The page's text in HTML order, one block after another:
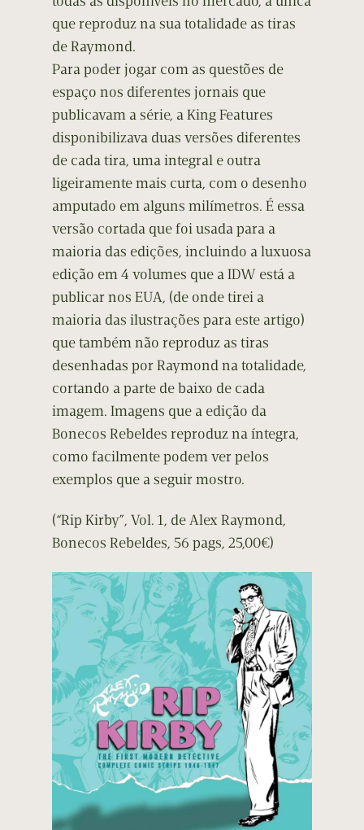
que reproduz na sua totalidade as tiras
de Raymond.
Para poder jogar com as questões de
espaço nos diferentes jornais que
publicavam a série, a King Features
disponibilizava duas versões diferentes
de cada tira, uma integral e outra
ligeiramente mais curta, com o desenho
amputado em alguns milímetros. É essa
versão cortada que foi usada para a
maioria das edições, incluindo a luxuosa
edição em 4 volumes que a IDW está a
publicar nos EUA, (de onde tirei a
maioria das ilustrações para este artigo)
que também não reproduz as tiras
desenhadas por Raymond na totalidade,
cortando a parte de baixo de cada
imagem. Imagens que a edição da
Bonecos Rebeldes reproduz na íntegra,
como facilmente podem ver pelos
exemplos que a seguir mostro.
(“Rip Kirby”, Vol. 1, de Alex Raymond,
Bonecos Rebeldes, 56 pags, 25,00€)